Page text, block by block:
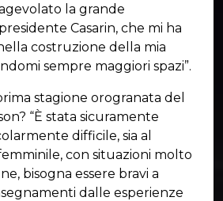
la grande
Casarin, che mi ha
costruzione della mia
sempre maggiori spazi”.
stagione orogranata del
“È stata sicuramente
difficile, sia al
con situazioni molto
bisogna essere bravi a
dalle esperienze